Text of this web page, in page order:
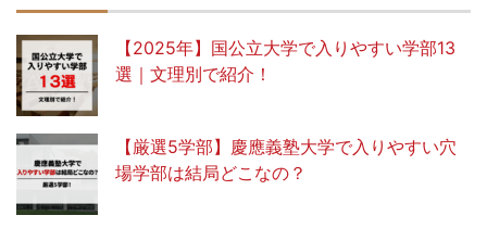
【2025年】国公立大学で入りやすい学部13
選｜文理別で紹介！
【厳選5学部】慶應義塾大学で入りやすい穴
場学部は結局どこなの？